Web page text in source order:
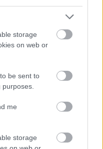
storage
on web or
be sent to
me
storage
72